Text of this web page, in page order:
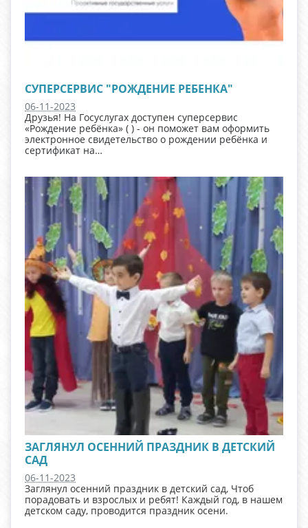
СУПЕРСЕРВИС "РОЖДЕНИЕ РЕБЕНКА"
06-11-2023
Друзья! На Госуслугах доступен суперсервис
«Рождение ребёнка» ( ) - он поможет вам оформить
электронное свидетельство о рождении ребёнка и
сертификат на…
ЗАГЛЯНУЛ ОСЕННИЙ ПРАЗДНИК В ДЕТСКИЙ
САД
06-11-2023
Заглянул осенний праздник в детский сад, Чтоб
порадовать и взрослых и ребят! Каждый год, в нашем
детском саду, проводится праздник осени.